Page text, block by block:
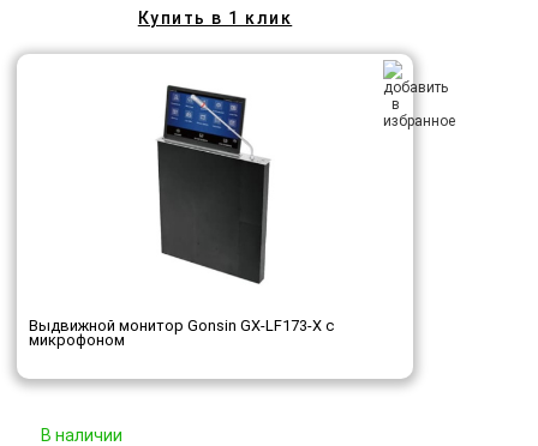
Купить в 1 клик
Выдвижной монитор Gonsin GX-LF173-X с
микрофоном
В наличии